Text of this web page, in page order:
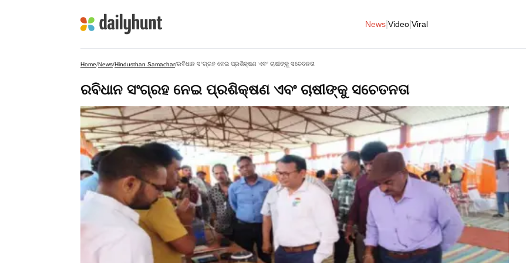
News Video Viral
Home/News/Hindusthan Samachar/ରବିଧାନ ସଂଗ୍ରହ ନେଇ ପ୍ରଶିକ୍ଷଣ ଏବଂ ଚାଷୀଙ୍କୁ ସଚେତନତା
ରବିଧାନ ସଂଗ୍ରହ ନେଇ ପ୍ରଶିକ୍ଷଣ ଏବଂ ଚାଷୀଙ୍କୁ ସଚେତନତା